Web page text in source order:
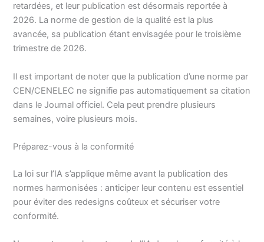
retardées, et leur publication est désormais reportée à
2026. La norme de gestion de la qualité est la plus
avancée, sa publication étant envisagée pour le troisième
trimestre de 2026.
Il est important de noter que la publication d’une norme par
CEN/CENELEC ne signifie pas automatiquement sa citation
dans le Journal officiel. Cela peut prendre plusieurs
semaines, voire plusieurs mois.
Préparez-vous à la conformité
La loi sur l’IA s’applique même avant la publication des
normes harmonisées : anticiper leur contenu est essentiel
pour éviter des redesigns coûteux et sécuriser votre
conformité.